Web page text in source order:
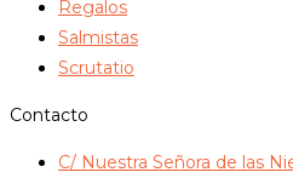
Regalos
Salmistas
Scrutatio
Contacto
C/ Nuestra Señora de las